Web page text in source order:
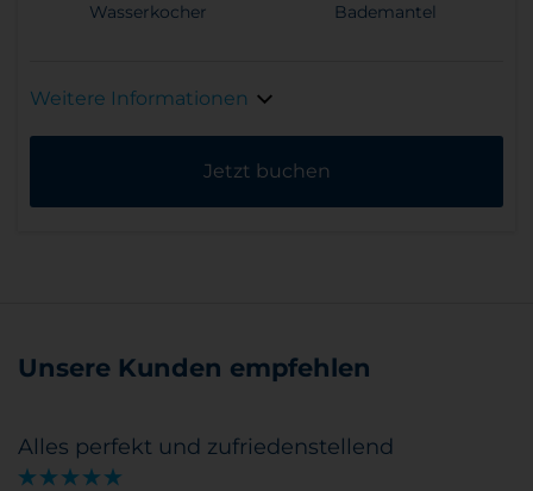
Wasserkocher Bademantel
Weitere Informationen
Jetzt buchen
Unsere Kunden empfehlen
Alles perfekt und zufriedenstellend